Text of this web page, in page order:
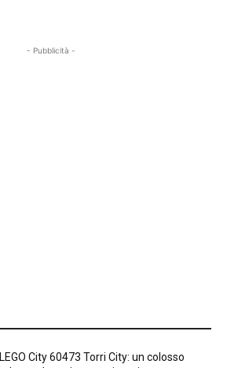
- Pubblicità -
LEGO City 60473 Torri City: un colosso